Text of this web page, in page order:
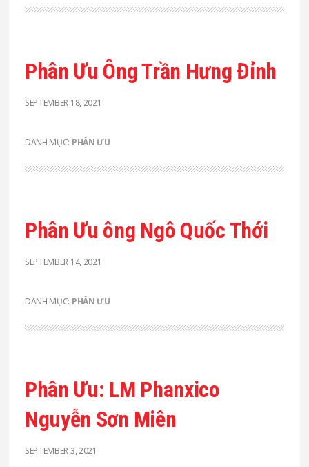
Phân Ưu Ông Trần Hưng Đỉnh
SEPTEMBER 18, 2021
DANH MỤC: PHÂN ƯU
Phân Ưu ông Ngô Quốc Thới
SEPTEMBER 14, 2021
DANH MỤC: PHÂN ƯU
Phân Ưu: LM Phanxico
Nguyễn Sơn Miên
SEPTEMBER 3, 2021